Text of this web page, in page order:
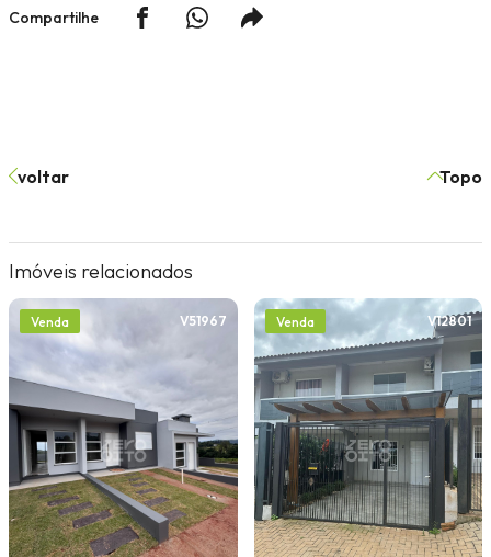
Compartilhe
voltar Topo
Imóveis relacionados
Venda V51967 Venda V12801